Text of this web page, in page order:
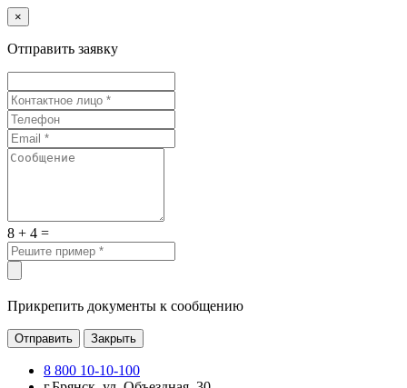
×
Отправить заявку
8 + 4 =
Прикрепить документы к сообщению
Отправить Закрыть
8 800 10-10-100